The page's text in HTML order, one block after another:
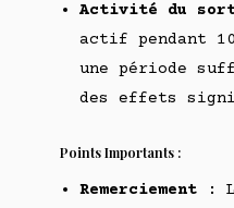
Activité du
actif pendant
une période
des effets
Points Importants :
Remerciement :